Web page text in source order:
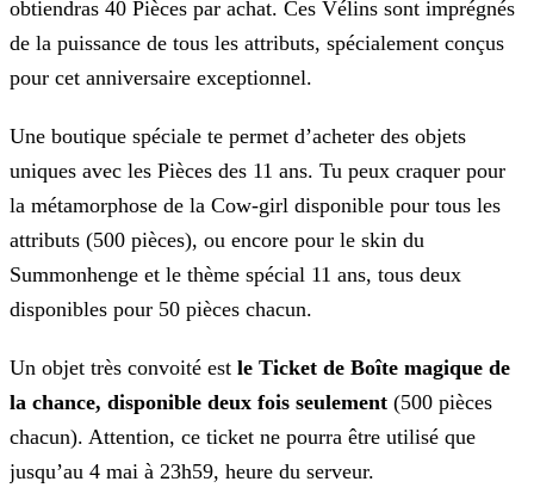
obtiendras 40 Pièces par achat. Ces Vélins sont imprégnés
de la puissance de tous les attributs, spécialement conçus
pour cet anniversaire exceptionnel.
Une boutique spéciale te permet d’acheter des objets
uniques avec les Pièces des 11 ans. Tu peux craquer pour
la métamorphose de la Cow-girl disponible pour tous les
attributs (500 pièces), ou encore pour le skin du
Summonhenge et le thème spécial 11 ans, tous deux
disponibles pour 50 pièces chacun.
Un objet très convoité est le Ticket de Boîte magique de
la chance, disponible deux fois seulement (500 pièces
chacun). Attention, ce ticket ne pourra être utilisé que
jusqu’au 4 mai à 23h59, heure du serveur.